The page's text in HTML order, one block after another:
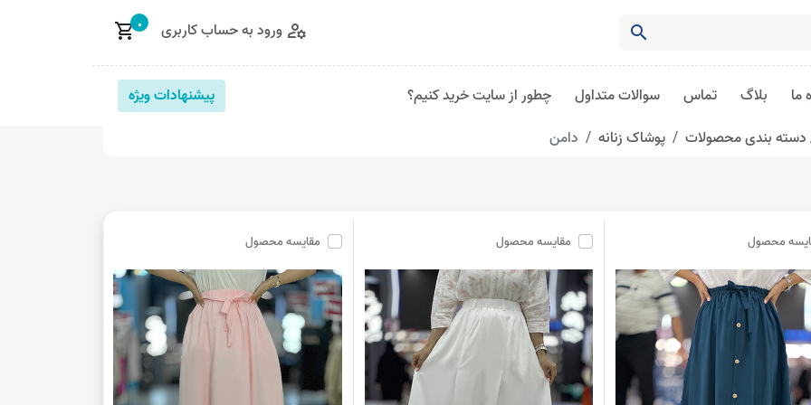
search
manage_accounts ورود به حساب کاربری shopping_cart0
ما بلاگ تماس سوالات متداول چطور از سایت خرید کنیم؟
پیشنهادات ویژه
دسته بندی محصولات پوشاک زنانه دامن
1,498,000
محصول مقایسه محصول مقایسه محصول